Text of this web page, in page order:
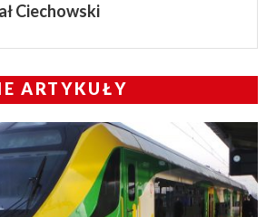
Ciechowski
ARTYKUŁY